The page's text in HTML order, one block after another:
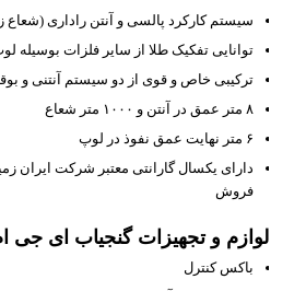
سیستم کارکرد پالسی و آنتن راداری
توانایی تفکیک طلا از سایر فلزات بوسیله
ترکیبی خاص و قوی از دو سیستم آنتنی و
۸ متر عمق در آنتن و ۱۰۰۰ متر شعاع
۶ متر نهایت عمق نفوذ در لوپ
دارای یکسال گارانتی معتبر شرکت ایران
فروش
لوازم و تجهیزات گنجیاب ای جی
باکس کنترل